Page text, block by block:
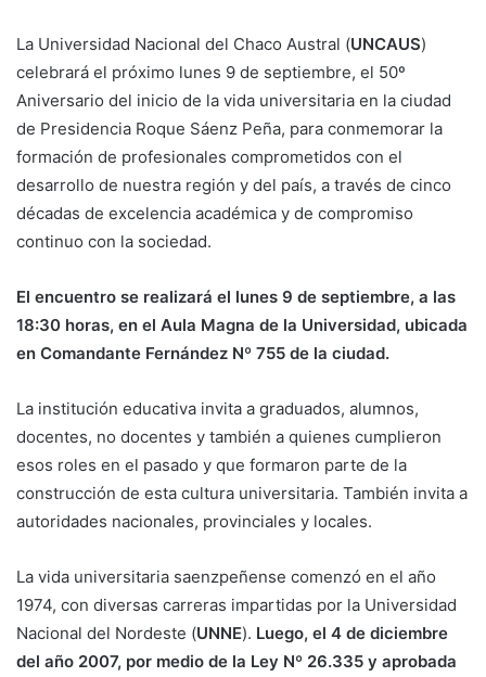
La Universidad Nacional del Chaco Austral (UNCAUS)
celebrará el próximo lunes 9 de septiembre, el 50º
Aniversario del inicio de la vida universitaria en la ciudad
de Presidencia Roque Sáenz Peña, para conmemorar la
formación de profesionales comprometidos con el
desarrollo de nuestra región y del país, a través de cinco
décadas de excelencia académica y de compromiso
continuo con la sociedad.
El encuentro se realizará el lunes 9 de septiembre, a las
18:30 horas, en el Aula Magna de la Universidad, ubicada
en Comandante Fernández Nº 755 de la ciudad.
La institución educativa invita a graduados, alumnos,
docentes, no docentes y también a quienes cumplieron
esos roles en el pasado y que formaron parte de la
construcción de esta cultura universitaria. También invita a
autoridades nacionales, provinciales y locales.
La vida universitaria saenzpeñense comenzó en el año
1974, con diversas carreras impartidas por la Universidad
Nacional del Nordeste (UNNE). Luego, el 4 de diciembre
del año 2007, por medio de la Ley Nº 26.335 y aprobada